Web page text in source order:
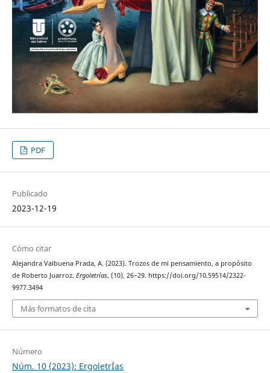
PDF
Publicado
2023-12-19
Cómo citar
Alejandra Valbuena Prada, A. (2023). Trozos de mi pensamiento, a propósito
de Roberto Juarroz. Ergoletrías, (10), 26–29. https://doi.org/10.59514/2322-
9977.3494
Más formatos de cita
Número
Núm. 10 (2023): ErgoletrÍas